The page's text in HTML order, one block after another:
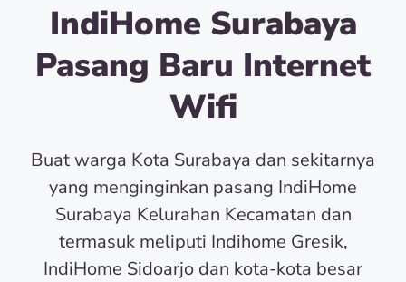
IndiHome Surabaya
Pasang Baru Internet
Wifi
Buat warga Kota Surabaya dan sekitarnya
yang menginginkan pasang IndiHome
Surabaya Kelurahan Kecamatan dan
termasuk meliputi Indihome Gresik,
IndiHome Sidoarjo dan kota-kota besar